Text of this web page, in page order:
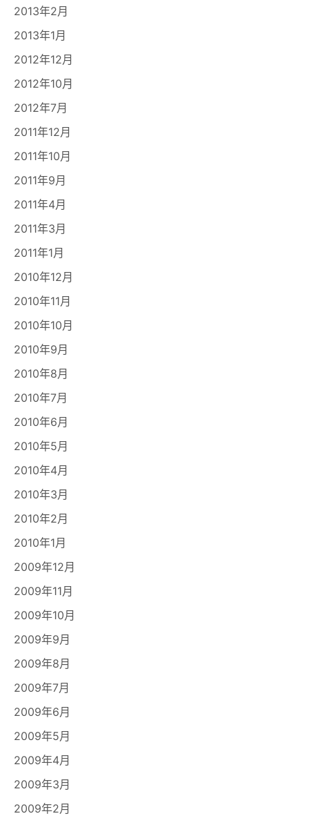
2013年2月
2013年1月
2012年12月
2012年10月
2012年7月
2011年12月
2011年10月
2011年9月
2011年4月
2011年3月
2011年1月
2010年12月
2010年11月
2010年10月
2010年9月
2010年8月
2010年7月
2010年6月
2010年5月
2010年4月
2010年3月
2010年2月
2010年1月
2009年12月
2009年11月
2009年10月
2009年9月
2009年8月
2009年7月
2009年6月
2009年5月
2009年4月
2009年3月
2009年2月